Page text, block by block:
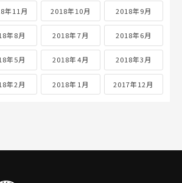
年11月 2018年10月 2018年9月
年8月 2018年7月 2018年6月
年5月 2018年4月 2018年3月
年2月 2018年1月 2017年12月